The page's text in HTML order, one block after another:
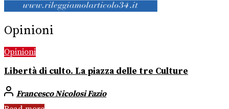
Opinioni
Opinioni
Libertà di culto. La piazza delle tre Culture
Francesco Nicolosi Fazio